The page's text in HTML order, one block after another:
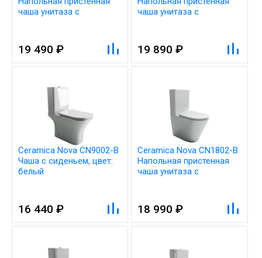
чаша унитаза с
19 490 ₽
чаша унитаза с
19 890 ₽
Ceramica Nova CN9002-B
Чаша с сиденьем, цвет:
белый
16 440 ₽
Ceramica Nova CN1802-B
Напольная пристенная
чаша унитаза с
18 990 ₽